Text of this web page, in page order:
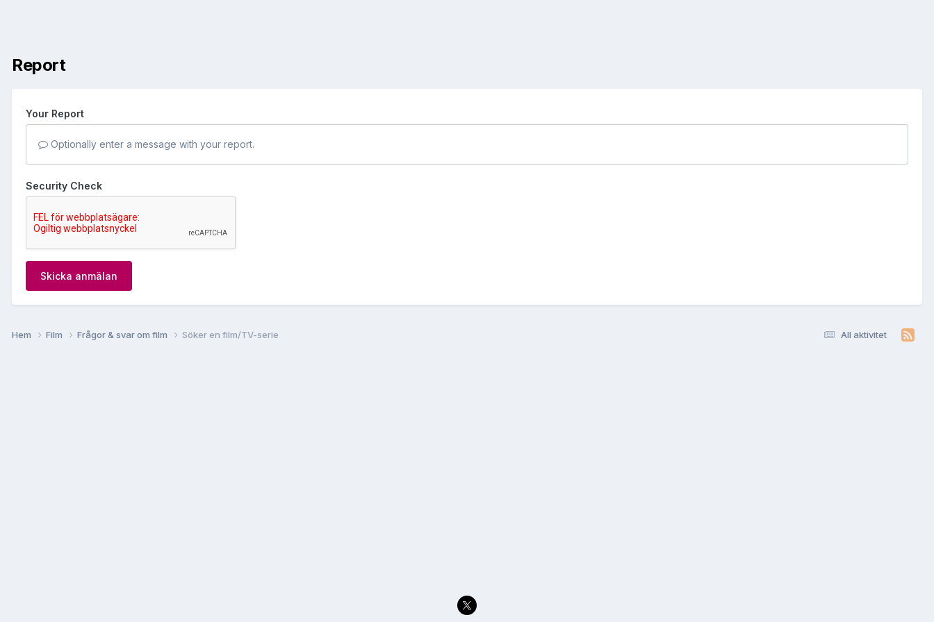
Report
Your Report
Optionally enter a message with your report.
Security Check
Skicka anmälan
All aktivitet
Hem Film Frågor & svar om film Söker en film/TV-serie